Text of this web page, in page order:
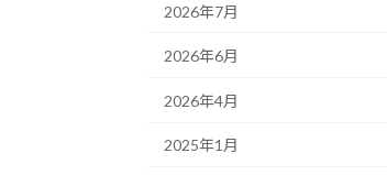
2026年7月
2026年6月
2026年4月
2025年1月